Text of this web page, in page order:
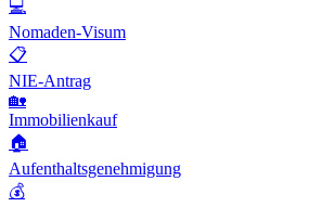
💻
Nomaden-Visum
📋
NIE-Antrag
🏡
Immobilienkauf
🏠
Aufenthaltsgenehmigung
💰